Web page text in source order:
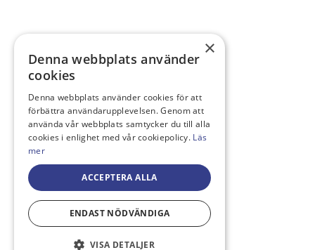
×
Denna webbplats använder
cookies
Denna webbplats använder cookies för att
förbättra användarupplevelsen. Genom att
använda vår webbplats samtycker du till alla
cookies i enlighet med vår cookiepolicy. Läs
mer
ACCEPTERA ALLA
ENDAST NÖDVÄNDIGA
VISA DETALJER